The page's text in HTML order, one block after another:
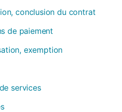
conclusion du contrat
de paiement
exemption
services